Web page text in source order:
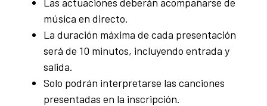
música en directo.
La duración máxima de cada presentación
será de 10 minutos, incluyendo entrada y
salida.
Solo podrán interpretarse las canciones
presentadas en la inscripción.